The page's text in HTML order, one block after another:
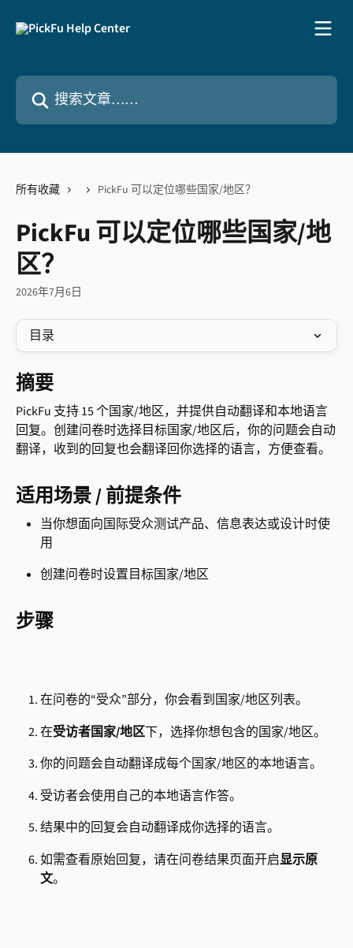
搜索文章……
所有收藏 PickFu 可以定位哪些国家/地区？
PickFu 可以定位哪些国家/地
区？
2026年7月6日
目录
摘要
PickFu 支持 15 个国家/地区，并提供自动翻译和本地语言
回复。创建问卷时选择目标国家/地区后，你的问题会自动
翻译，收到的回复也会翻译回你选择的语言，方便查看。
适用场景 / 前提条件
当你想面向国际受众测试产品、信息表达或设计时使
用
创建问卷时设置目标国家/地区
步骤
在问卷的“受众”部分，你会看到国家/地区列表。
在受访者国家/地区下，选择你想包含的国家/地区。
你的问题会自动翻译成每个国家/地区的本地语言。
受访者会使用自己的本地语言作答。
结果中的回复会自动翻译成你选择的语言。
如需查看原始回复，请在问卷结果页面开启显示原
文。